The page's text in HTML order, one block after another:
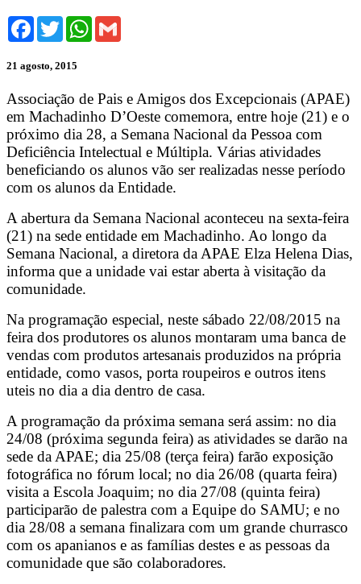
Facebook
TwitterWhatsApp
21 agosto, 2015
Associação de Pais e Amigos dos Excepcionais (APAE)
em Machadinho D’Oeste comemora, entre hoje (21) e o
próximo dia 28, a Semana Nacional da Pessoa com
Deficiência Intelectual e Múltipla. Várias atividades
beneficiando os alunos vão ser realizadas nesse período
com os alunos da Entidade.
A abertura da Semana Nacional aconteceu na sexta-feira
(21) na sede entidade em Machadinho. Ao longo da
Semana Nacional, a diretora da APAE Elza Helena Dias,
informa que a unidade vai estar aberta à visitação da
comunidade.
Na programação especial, neste sábado 22/08/2015 na
feira dos produtores os alunos montaram uma banca de
vendas com produtos artesanais produzidos na própria
entidade, como vasos, porta roupeiros e outros itens
uteis no dia a dia dentro de casa.
A programação da próxima semana será assim: no dia
24/08 (próxima segunda feira) as atividades se darão na
sede da APAE; dia 25/08 (terça feira) farão exposição
fotográfica no fórum local; no dia 26/08 (quarta feira)
visita a Escola Joaquim; no dia 27/08 (quinta feira)
participarão de palestra com a Equipe do SAMU; e no
dia 28/08 a semana finalizara com um grande churrasco
com os apanianos e as famílias destes e as pessoas da
comunidade que são colaboradores.